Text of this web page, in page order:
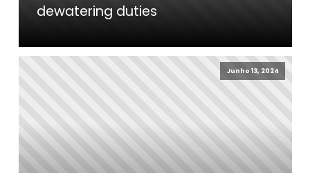
dewatering duties
Junho 13, 2024